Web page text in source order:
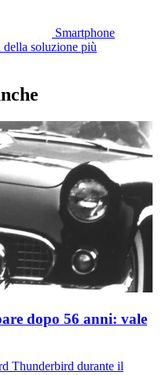
Smartphone
della soluzione più
dopo 56 anni: vale
Thunderbird durante il